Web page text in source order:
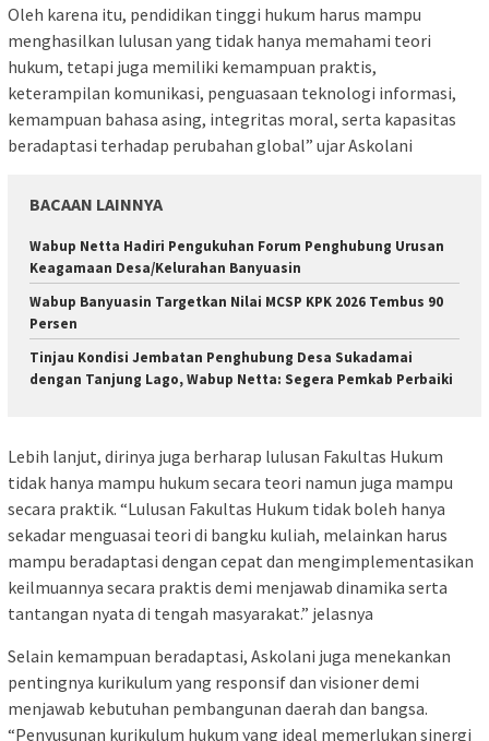
Oleh karena itu, pendidikan tinggi hukum harus mampu
menghasilkan lulusan yang tidak hanya memahami teori
hukum, tetapi juga memiliki kemampuan praktis,
keterampilan komunikasi, penguasaan teknologi informasi,
kemampuan bahasa asing, integritas moral, serta kapasitas
beradaptasi terhadap perubahan global” ujar Askolani
BACAAN LAINNYA
Wabup Netta Hadiri Pengukuhan Forum Penghubung Urusan
Keagamaan Desa/Kelurahan Banyuasin
Wabup Banyuasin Targetkan Nilai MCSP KPK 2026 Tembus 90
Persen
Tinjau Kondisi Jembatan Penghubung Desa Sukadamai
dengan Tanjung Lago, Wabup Netta: Segera Pemkab Perbaiki
Lebih lanjut, dirinya juga berharap lulusan Fakultas Hukum
tidak hanya mampu hukum secara teori namun juga mampu
secara praktik. “Lulusan Fakultas Hukum tidak boleh hanya
sekadar menguasai teori di bangku kuliah, melainkan harus
mampu beradaptasi dengan cepat dan mengimplementasikan
keilmuannya secara praktis demi menjawab dinamika serta
tantangan nyata di tengah masyarakat.” jelasnya
Selain kemampuan beradaptasi, Askolani juga menekankan
pentingnya kurikulum yang responsif dan visioner demi
menjawab kebutuhan pembangunan daerah dan bangsa.
“Penyusunan kurikulum hukum yang ideal memerlukan sinergi